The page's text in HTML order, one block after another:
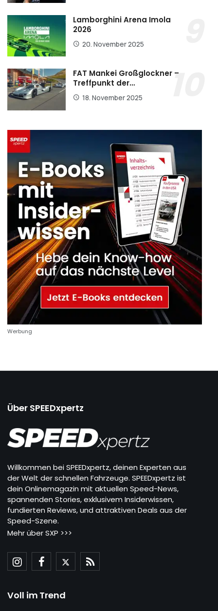
Lamborghini Arena Imola
2026
20. November 2025
FAT Mankei Großglockner –
Treffpunkt der…
18. November 2025
Werbung
Über SPEEDxpertz
Willkommen bei SPEEDxpertz, deinen Experten aus
der Welt der schnellen Fahrzeuge. SPEEDxpertz ist
dein Onlinemagazin mit aktuellen Speed-News,
spannenden Stories, exklusivem Insiderwissen,
fundierten Reviews, und attraktiven Deals aus der
Speed-Szene.
Mehr über SXP >>>
Voll im Trend